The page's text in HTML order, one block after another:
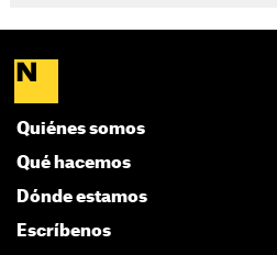
Quiénes somos
Qué hacemos
Dónde estamos
Escríbenos